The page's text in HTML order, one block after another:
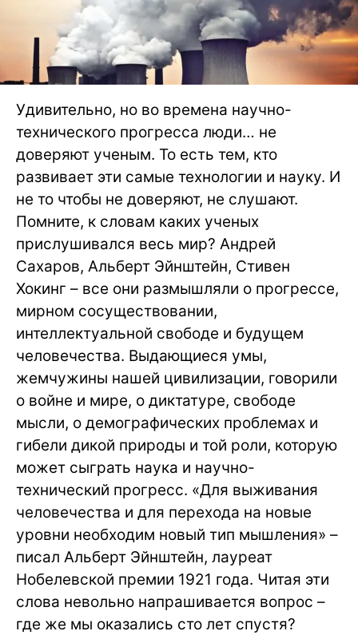
Удивительно, но во времена научно-
технического прогресса люди… не
доверяют ученым. То есть тем, кто
развивает эти самые технологии и науку. И
не то чтобы не доверяют, не слушают.
Помните, к словам каких ученых
прислушивался весь мир? Андрей
Сахаров, Альберт Эйнштейн, Стивен
Хокинг – все они размышляли о прогрессе,
мирном сосуществовании,
интеллектуальной свободе и будущем
человечества. Выдающиеся умы,
жемчужины нашей цивилизации, говорили
о войне и мире, о диктатуре, свободе
мысли, о демографических проблемах и
гибели дикой природы и той роли, которую
может сыграть наука и научно-
технический прогресс. «Для выживания
человечества и для перехода на новые
уровни необходим новый тип мышления» –
писал Альберт Эйнштейн, лауреат
Нобелевской премии 1921 года. Читая эти
слова невольно напрашивается вопрос –
где же мы оказались сто лет спустя?